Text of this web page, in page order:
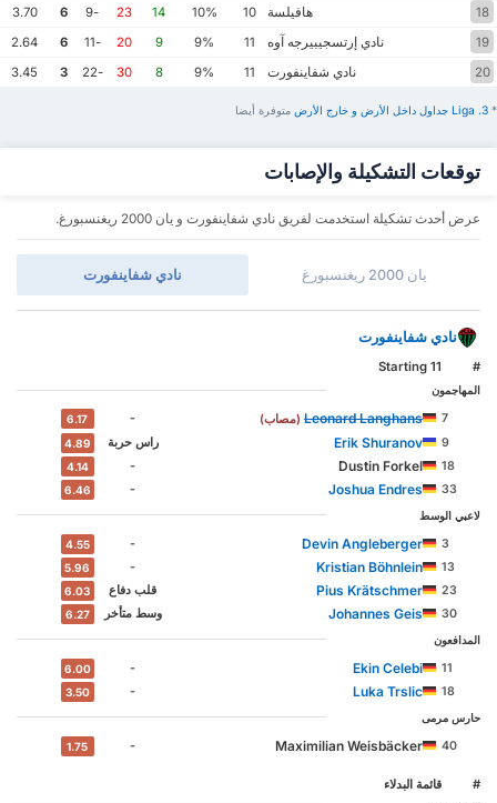
18
هافيلسة 10
10%
14
23
-9
6
3.70
19
نادي إرتسجيبيرجه آوه 11
9%
9
20
-11
6
2.64
20
نادي شفاينفورت 11
9%
8
30
-22
3
3.45
* 3. Liga ‏جداول داخل الأرض ‏و خارج الأرض ‏متوفرة أيضا
توقعات التشكيلة والإصابات
عرض أحدث تشكيلة استخدمت لفريق نادي شفاينفورت و يان 2000 ريغنسبورغ.
نادي شفاينفورت يان 2000 ريغنسبورغ
نادي شفاينفورت
#
Starting 11
المهاجمون
7
Leonard Langhans(مصاب) -
6.17
9
Erik Shuranov ‏راس حربة 4.89
18
Dustin Forkel
-
4.14
33
Joshua Endres
-
6.46
لاعبي الوسط
3
Devin Angleberger
-
4.55
13
Kristian Böhnlein
-
5.96
23
Pius Krätschmer ‏قلب دفاع 6.03
30
Johannes Geis وسط ‏متأخر 6.27
المدافعون
11
Ekin Celebi
-
6.00
18
Luka Trslic
-
3.50
حارس مرمى
40
Maximilian Weisbäcker
-
1.75
# ‏قائمة البدلاء